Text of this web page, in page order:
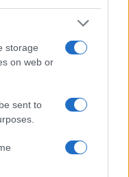
storage
on web or
sent to
come scegliere la
dolore: storia e
segnò la Gallura
rischio per